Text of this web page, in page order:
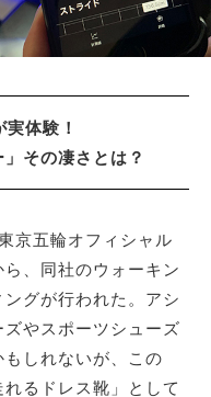
体験！
その凄さとは？
京五輪オフィシャル
、同社のウォーキン
グが行われた。アシ
やスポーツシューズ
しれないが、この
れるドレス靴」として